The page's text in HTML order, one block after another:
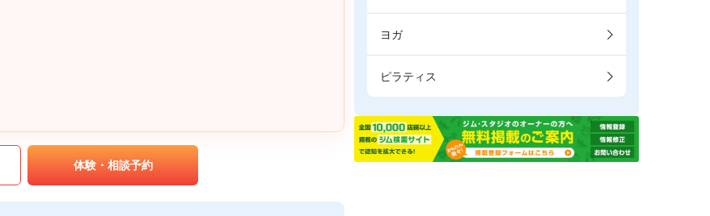
体験・相談予約
ヨガ
ピラティス